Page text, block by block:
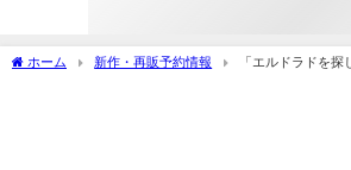
ホーム 新作・再販予約情報
「エルドラドを探